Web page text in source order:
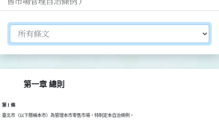
切換選擇法規資訊內容
第一章 總則
第 1 條
臺北市（以下簡稱本市）為管理本市零售市場，特制定本自治條例。